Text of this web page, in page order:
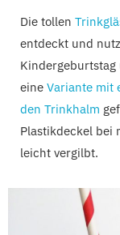
Die tollen
entdeckt und
eine Variante mit
den Trinkhalm
Plastikdeckel bei
leicht vergilbt.